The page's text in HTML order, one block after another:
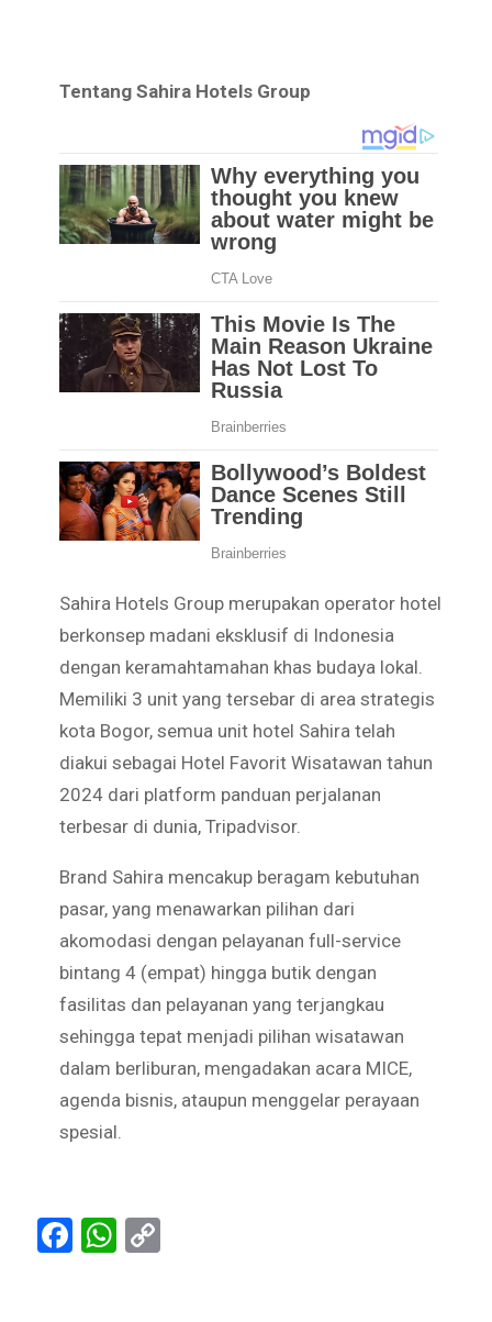
Tentang Sahira Hotels Group
Sahira Hotels Group merupakan operator hotel
berkonsep madani eksklusif di Indonesia
dengan keramahtamahan khas budaya lokal.
Memiliki 3 unit yang tersebar di area strategis
kota Bogor, semua unit hotel Sahira telah
diakui sebagai Hotel Favorit Wisatawan tahun
2024 dari platform panduan perjalanan
terbesar di dunia, Tripadvisor.
Brand Sahira mencakup beragam kebutuhan
pasar, yang menawarkan pilihan dari
akomodasi dengan pelayanan full-service
bintang 4 (empat) hingga butik dengan
fasilitas dan pelayanan yang terjangkau
sehingga tepat menjadi pilihan wisatawan
dalam berliburan, mengadakan acara MICE,
agenda bisnis, ataupun menggelar perayaan
spesial.
Facebook
WhatsApp